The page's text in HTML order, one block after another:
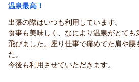
これでいいと思います。(宿代は安いので)
しっとりした旅館の雰囲気は皆無ですが
た。また来たいと思います。
温泉重視の方、この宿、おすすめです。
われます。この恵みを今後とも維持し
いでいただくようスタッフ一同つとめ
来館をお待ちしております。
支配人 高橋
宿泊価格帯：
南郷（夢）温泉 共林荘からの返信
この度は南郷温泉 共林荘にご宿泊い
とうございます。かけながし温泉への
へのお言葉をいただきまして感謝申し
時季となりましたがお体ご自愛くださ
温泉最高！
出張の際はいつも利用しています。
食事も美味しく、なにより温泉がとても
飛びました。座り仕事で痛めてた肩や腰
た。
今後も利用させていただきます。